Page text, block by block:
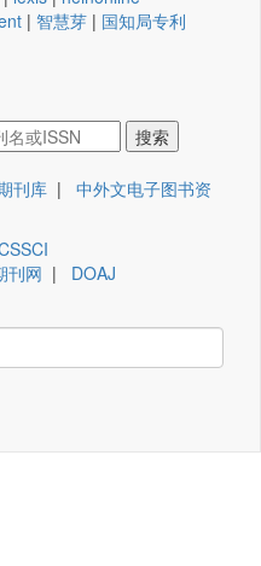
| 智慧芽 | 国知局专利
刊库 | 中外文电子图书资
刊网 | DOAJ